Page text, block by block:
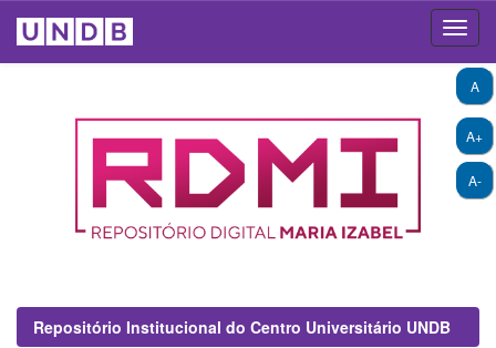
A+
A-
A
Repositório Institucional do Centro Universitário UNDB